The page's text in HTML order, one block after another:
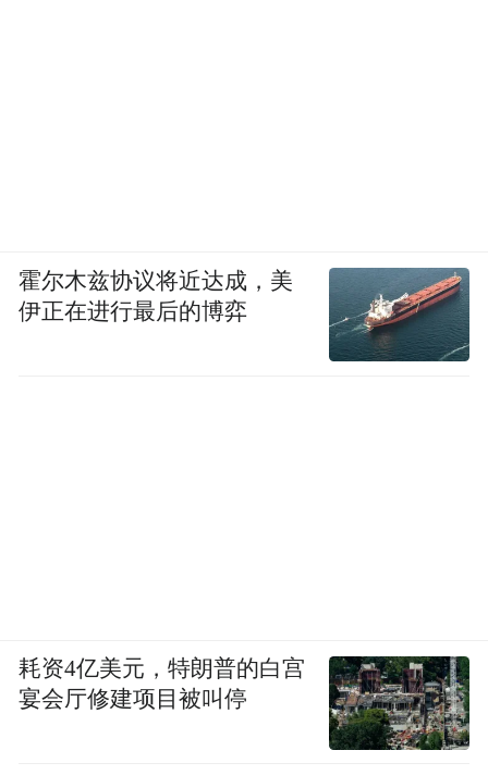
霍尔木兹协议将近达成，美
伊正在进行最后的博弈
耗资4亿美元，特朗普的白宫
宴会厅修建项目被叫停